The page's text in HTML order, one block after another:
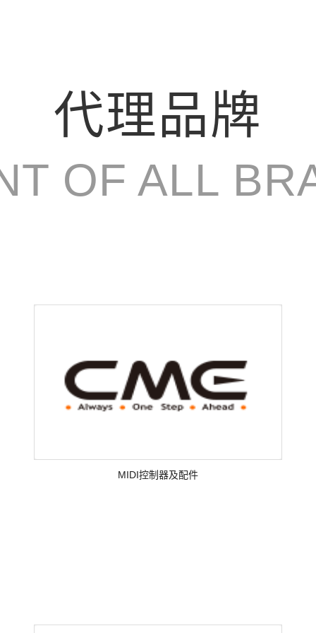
代理品牌
OF ALL
MIDI控制器及配件